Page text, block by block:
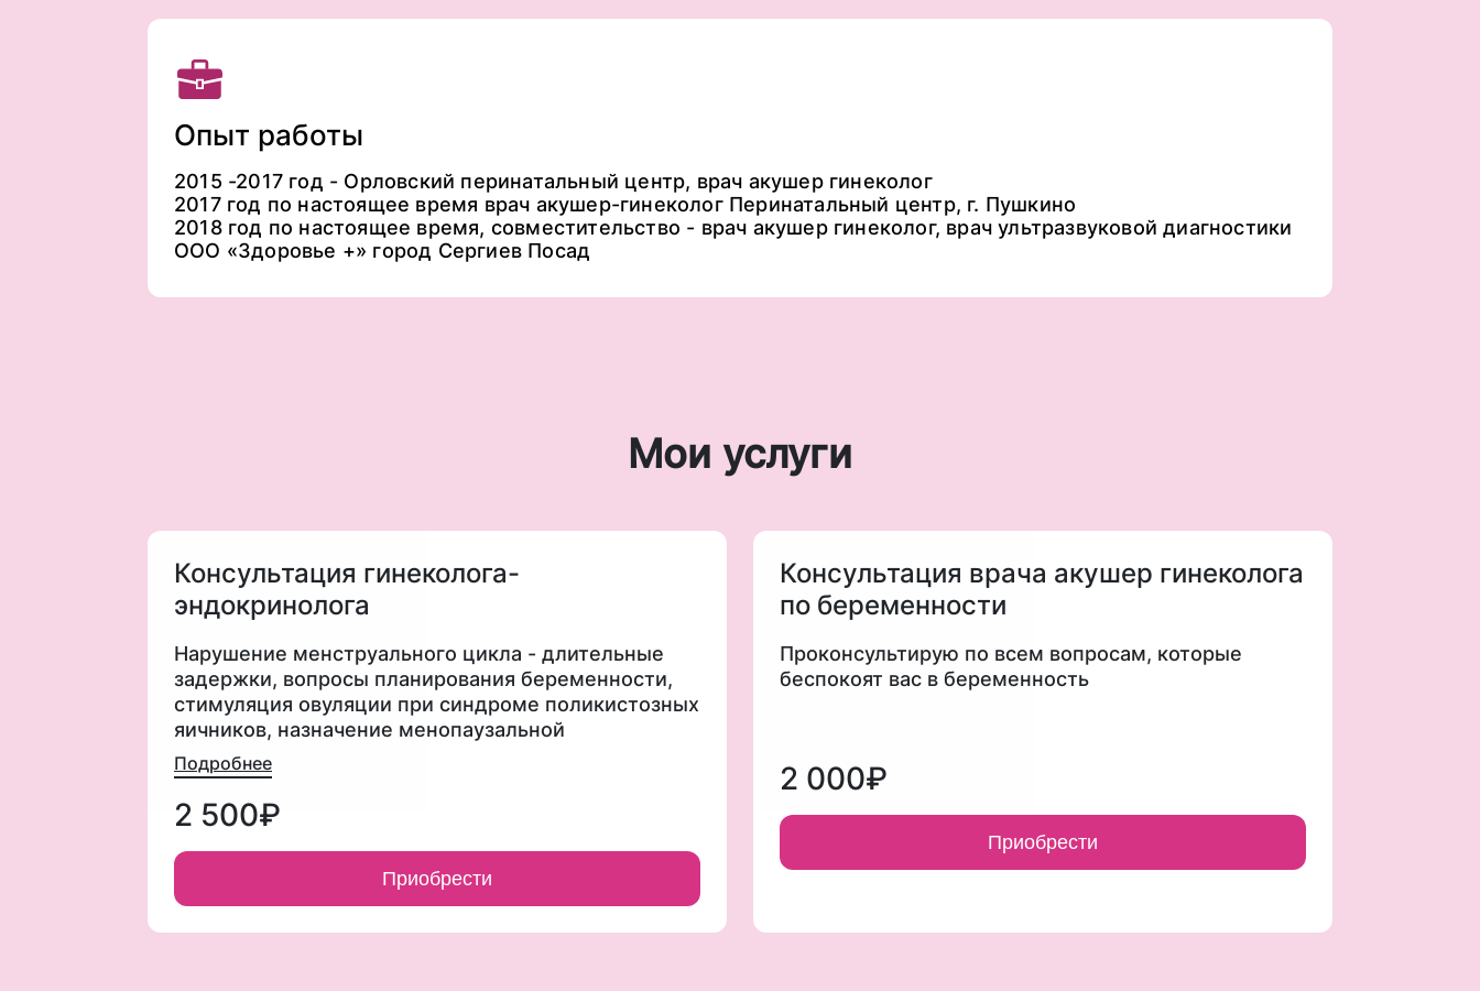
Опыт работы
2015 -2017 год - Орловский перинатальный центр, врач акушер гинеколог
2017 год по настоящее время врач акушер-гинеколог Перинатальный центр, г. Пушкино
2018 год по настоящее время, совместительство - врач акушер гинеколог, врач ультразвуковой диагностики
ООО «Здоровье +» город Сергиев Посад
Мои услуги
Консультация гинеколога-
эндокринолога
Нарушение менструального цикла - длительные
задержки, вопросы планирования беременности,
стимуляция овуляции при синдроме поликистозных
яичников, назначение менопаузальной
гормональной терапии, лечение аденомиоза и
эндометриоза, преждевременного истощения
яичников
Подробнее
2 500₽
Приобрести
Консультация врача акушер гинеколога
по беременности
Проконсультирую по всем вопросам, которые
беспокоят вас в беременность
2 000₽
Приобрести